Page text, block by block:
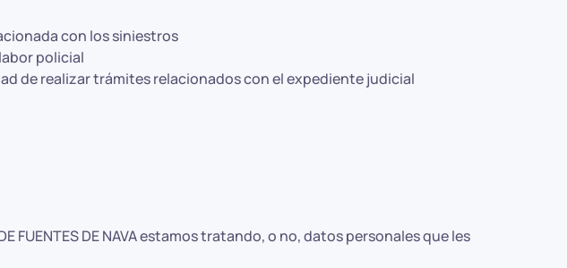
con los siniestros
policial
de realizar trámites relacionados con el expediente judicial
DE NAVA estamos tratando, o no, datos personales que les